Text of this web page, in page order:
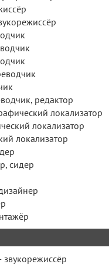
редактор
локализатор
локализатор
локализатор
сидер